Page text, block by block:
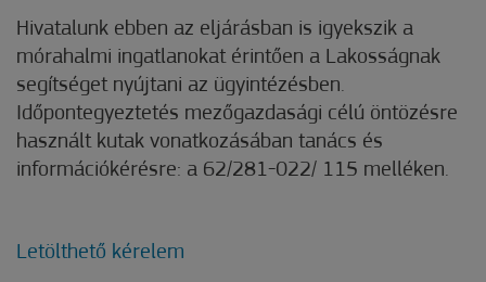
Hivatalunk ebben az eljárásban is igyekszik a
mórahalmi ingatlanokat érintően a Lakosságnak
segítséget nyújtani az ügyintézésben.
Időpontegyeztetés mezőgazdasági célú öntözésre
használt kutak vonatkozásában tanács és
információkérésre: a 62/281-022/ 115 melléken.
Letölthető kérelem